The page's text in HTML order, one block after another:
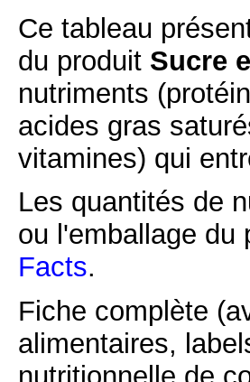
Ce tableau
du produit Sucre
nutriments
acides gras
vitamines) qui
Les quantités de
ou l'emballage
Facts.
Fiche complète
alimentaires,